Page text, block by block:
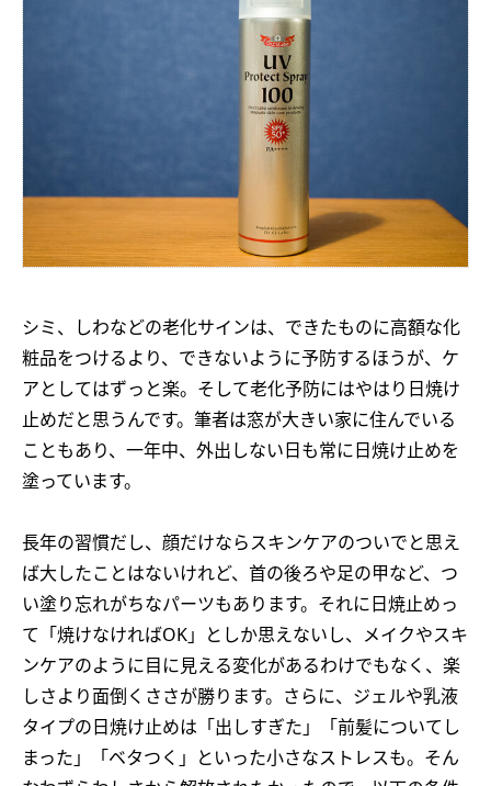
シミ、しわなどの老化サインは、できたものに高額な化
粧品をつけるより、できないように予防するほうが、ケ
アとしてはずっと楽。そして老化予防にはやはり日焼け
止めだと思うんです。筆者は窓が大きい家に住んでいる
こともあり、一年中、外出しない日も常に日焼け止めを
塗っています。
長年の習慣だし、顔だけならスキンケアのついでと思え
ば大したことはないけれど、首の後ろや足の甲など、つ
い塗り忘れがちなパーツもあります。それに日焼止めっ
て「焼けなければOK」としか思えないし、メイクやスキ
ンケアのように目に見える変化があるわけでもなく、楽
しさより面倒くささが勝ります。さらに、ジェルや乳液
タイプの日焼け止めは「出しすぎた」「前髪についてし
まった」「ベタつく」といった小さなストレスも。そん